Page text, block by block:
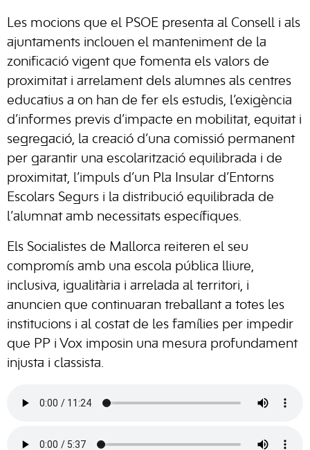
Les mocions que el PSOE presenta al Consell i als
ajuntaments inclouen el manteniment de la
zonificació vigent que fomenta els valors de
proximitat i arrelament dels alumnes als centres
educatius a on han de fer els estudis, l’exigència
d’informes previs d’impacte en mobilitat, equitat i
segregació, la creació d’una comissió permanent
per garantir una escolarització equilibrada i de
proximitat, l’impuls d’un Pla Insular d’Entorns
Escolars Segurs i la distribució equilibrada de
l’alumnat amb necessitats específiques.
Els Socialistes de Mallorca reiteren el seu
compromís amb una escola pública lliure,
inclusiva, igualitària i arrelada al territori, i
anuncien que continuaran treballant a totes les
institucions i al costat de les famílies per impedir
que PP i Vox imposin una mesura profundament
injusta i classista.